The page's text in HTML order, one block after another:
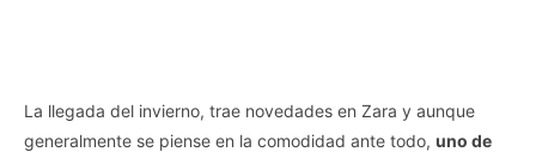
La llegada del invierno, trae novedades en Zara y aunque
generalmente se piense en la comodidad ante todo, uno de